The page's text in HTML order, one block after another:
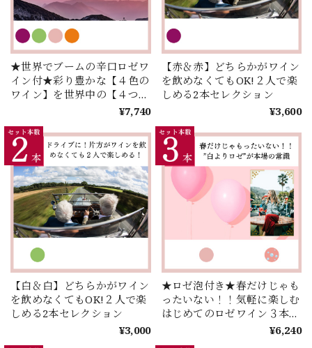
★世界でブームの辛口ロゼワ
イン付★彩り豊かな【４色の
ワイン】を世界中の【４つの
国】からセレクト！お手頃価
格で楽しむ【IRODORU】４
本セレクション！
¥7,740
【赤＆赤】どちらかがワイン
を飲めなくてもOK!２人で楽
しめる2本セレクション
¥3,600
【白＆白】どちらかがワイン
を飲めなくてもOK!２人で楽
しめる2本セレクション
¥3,000
★ロゼ泡付き★春だけじゃも
ったいない！！気軽に楽しむ
はじめてのロゼワイン３本セ
¥6,240